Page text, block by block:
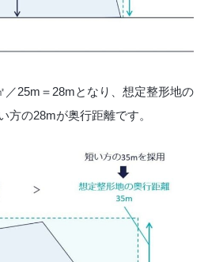
／25m＝28mとなり、想定整形地の
方の28mが奥行距離です。